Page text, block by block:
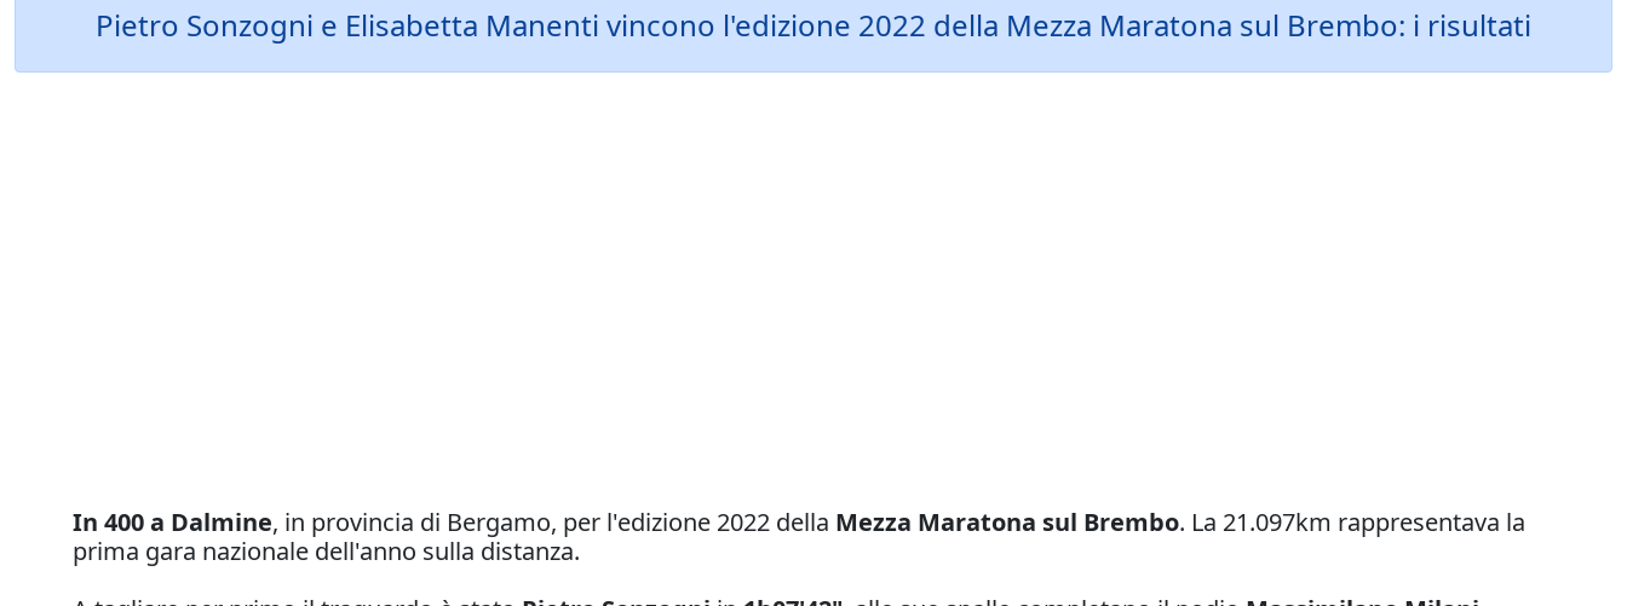
Pietro Sonzogni e Elisabetta Manenti vincono l'edizione 2022 della Mezza Maratona sul Brembo: i risultati
In 400 a Dalmine, in provincia di Bergamo, per l'edizione 2022 della Mezza Maratona sul Brembo. La 21.097km rappresentava la
prima gara nazionale dell'anno sulla distanza.